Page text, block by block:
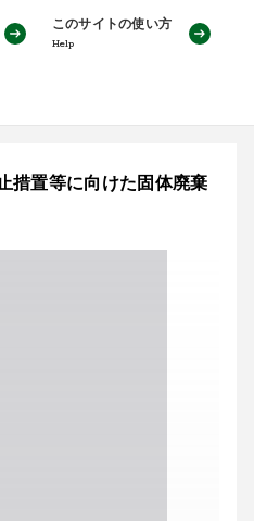
このサイトの使い方
Help
措置等に向けた固体廃棄